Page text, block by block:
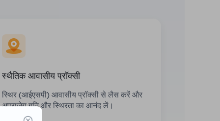
स्थैतिक आवासीय प्रॉक्सी
स्थिर (आईएसपी) आवासीय प्रॉक्सी से लैस करें और
अपराजेय गति और स्थिरता का आनंद लें।